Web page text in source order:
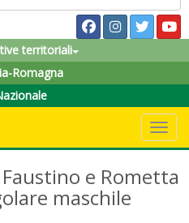
territoriali
Romagna
e Rometta
maschile